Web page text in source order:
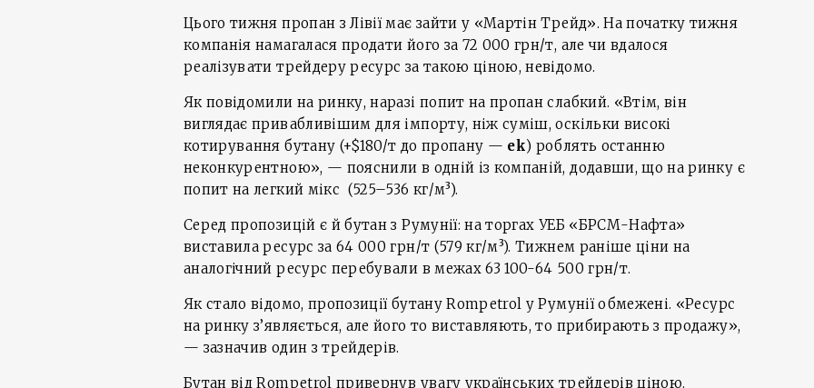
Цього тижня пропан з Лівії має зайти у «Мартін Трейд». На початку тижня
компанія намагалася продати його за 72 000 грн/т, але чи вдалося
реалізувати трейдеру ресурс за такою ціною, невідомо.
Як повідомили на ринку, наразі попит на пропан слабкий. «Втім, він
виглядає привабливішим для імпорту, ніж суміш, оскільки високі
котирування бутану (+$180/т до пропану — ek) роблять останню
неконкурентною», — пояснили в одній із компаній, додавши, що на ринку є
попит на легкий мікс (525–536 кг/м³).
Серед пропозицій є й бутан з Румунії: на торгах УЕБ «БРСМ-Нафта»
виставила ресурс за 64 000 грн/т (579 кг/м³). Тижнем раніше ціни на
аналогічний ресурс перебували в межах 63 100-64 500 грн/т.
Як стало відомо, пропозиції бутану Rompetrol у Румунії обмежені. «Ресурс
на ринку з’являється, але його то виставляють, то прибирають з продажу»,
— зазначив один з трейдерів.
Бутан від Rompetrol привернув увагу українських трейдерів ціною.